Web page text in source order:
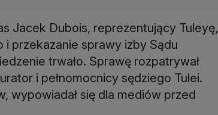
Jacek Dubois, reprezentujący Tuleyę,
i przekazanie sprawy izby Sądu
trwało. Sprawę rozpatrywał
i pełnomocnicy sędziego Tulei.
wypowiadał się dla mediów przed